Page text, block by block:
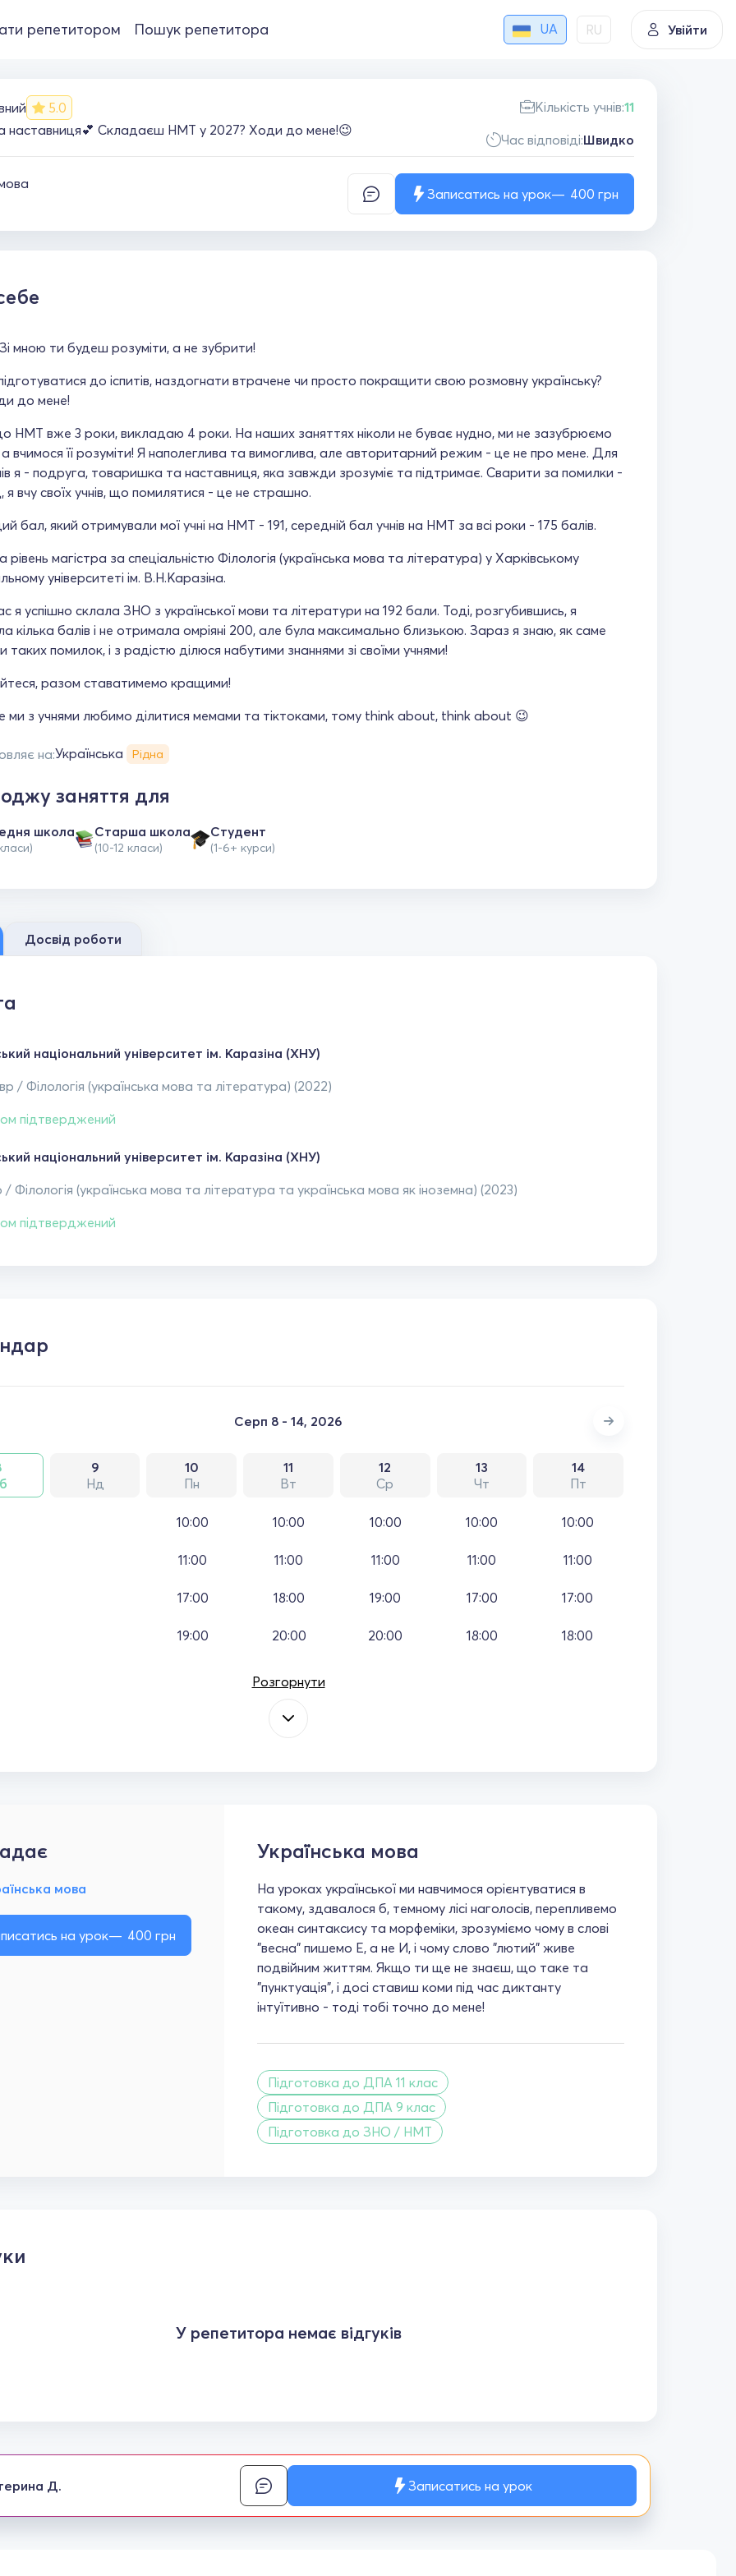
репетитором Пошук репетитора UA RU Увійти
5.0
наставниця💕 Складаєш НМТ у 2027? Ходи до мене!😉
Кількість учнів:11
Час відповіді:Швидко
Записатись на урок 400 грн
мною ти будеш розуміти, а не зубрити!
до іспитів, наздогнати втрачене чи просто покращити свою розмовну українську?
до мене!
НМТ вже 3 роки, викладаю 4 роки. На наших заняттях ніколи не буває нудно, ми не зазубрюємо
вчимося її розуміти! Я наполеглива та вимоглива, але авторитарний режим - це не про мене. Для
я - подруга, товаришка та наставниця, яка завжди зрозуміє та підтримає. Сварити за помилки -
я вчу своїх учнів, що помилятися - це не страшно.
бал, який отримували мої учні на НМТ - 191, середній бал учнів на НМТ за всі роки - 175 балів.
рівень магістра за спеціальністю Філологія (українська мова та література) у Харківському
університеті ім. В.Н.Каразіна.
я успішно склала ЗНО з української мови та літератури на 192 бали. Тоді, розгубившись, я
кілька балів і не отримала омріяні 200, але була максимально близькою. Зараз я знаю, як саме
таких помилок, і з радістю ділюся набутими знаннями зі своїми учнями!
разом ставатимемо кращими!
ми з учнями любимо ділитися мемами та тіктоками, тому think about, think about 😉
на:Українська Рідна
заняття для
школа Старша школа
(10-12 класи)
Студент
(1-6+ курси)
Досвід роботи
національний університет ім. Каразіна (ХНУ)
/ Філологія (українська мова та література) (2022)
підтверджений
національний університет ім. Каразіна (ХНУ)
/ Філологія (українська мова та література та українська мова як іноземна) (2023)
підтверджений
Серп 8 - 14, 2026
9
Нд
10
Пн
11
Вт
12
Ср
13
Чт
14
Пт
10:00
11:00
17:00
19:00
10:00
11:00
18:00
20:00
10:00
11:00
19:00
20:00
10:00
11:00
17:00
18:00
10:00
11:00
17:00
18:00
Розгорнути
мова
на урок 400 грн
Українська мова
На уроках української ми навчимося орієнтуватися в
такому, здавалося б, темному лісі наголосів, перепливемо
океан синтаксису та морфеміки, зрозуміємо чому в слові
"весна" пишемо Е, а не И, і чому слово "лютий" живе
подвійним життям. Якщо ти ще не знаєш, що таке та
"пунктуація", і досі ставиш коми під час диктанту
інтуїтивно - тоді тобі точно до мене!
Підготовка до ДПА 11 клас
Підготовка до ДПА 9 клас
Підготовка до ЗНО / НМТ
У репетитора немає відгуків
Д. Записатись на урок